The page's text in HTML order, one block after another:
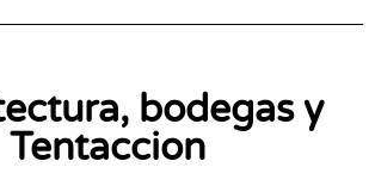
bodegas y
Tentaccion